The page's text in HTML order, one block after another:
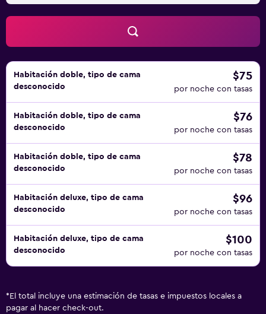
Habitación doble, tipo de cama
desconocido
$75
por noche con tasas
Habitación doble, tipo de cama
desconocido
$76
por noche con tasas
Habitación doble, tipo de cama
desconocido
$78
por noche con tasas
Habitación deluxe, tipo de cama
desconocido
$96
por noche con tasas
Habitación deluxe, tipo de cama
desconocido
$100
por noche con tasas
* El total incluye una estimación de tasas e impuestos locales a
pagar al hacer check-out.